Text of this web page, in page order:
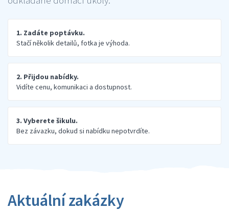
1. Zadáte poptávku.
Stačí několik detailů, fotka je výhoda.
2. Přijdou nabídky.
Vidíte cenu, komunikaci a dostupnost.
3. Vyberete šikulu.
Bez závazku, dokud si nabídku nepotvrdíte.
Aktuální zakázky